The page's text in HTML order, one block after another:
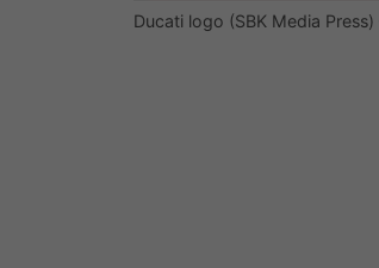
Ducati logo (SBK Media